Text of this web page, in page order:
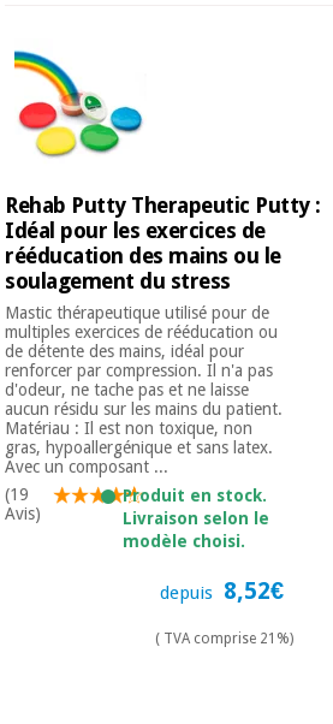
Rehab Putty Therapeutic Putty :
Idéal pour les exercices de
rééducation des mains ou le
soulagement du stress
Mastic thérapeutique utilisé pour de
multiples exercices de rééducation ou
de détente des mains, idéal pour
renforcer par compression. Il n'a pas
d'odeur, ne tache pas et ne laisse
aucun résidu sur les mains du patient.
Matériau : Il est non toxique, non
gras, hypoallergénique et sans latex.
Avec un composant ...
(19
Avis)
Produit en stock.
Livraison selon le
modèle choisi.
depuis 8,52€
( TVA comprise 21%)